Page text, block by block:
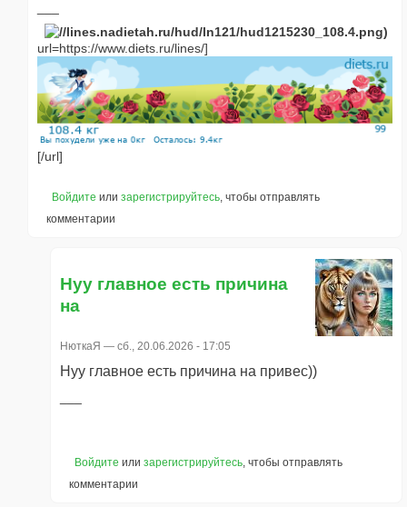
url=https://www.diets.ru/lines/]
[/url]
Войдите или зарегистрируйтесь, чтобы отправлять
комментарии
Нуу главное есть причина
на
НюткаЯ — сб., 20.06.2026 - 17:05
Нуу главное есть причина на привес))
Войдите или зарегистрируйтесь , чтобы отправлять
комментарии